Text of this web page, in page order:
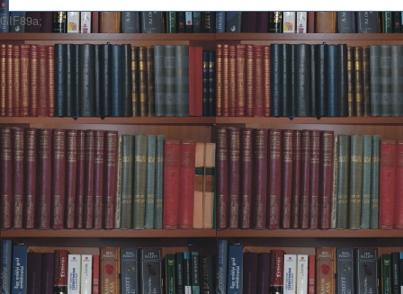
GIF89a;